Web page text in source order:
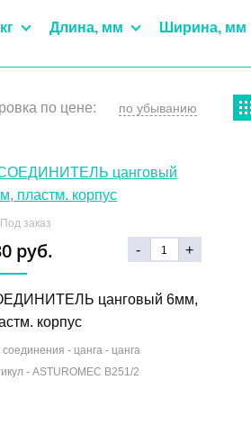
Длина, мм Ширина, мм
по цене:
Под заказ
руб. - +
цанговый 6мм,
корпус
соединения - цанга - цанга
- ASTUROMEC B251/2